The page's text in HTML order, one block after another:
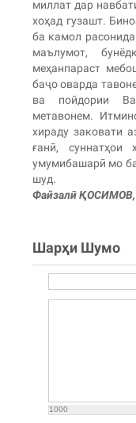
миллат дар
хоҳад гузашт.
ба камол
маълумот,
меҳанпараст
баҷо оварда
ва пойдории
метавонем.
хираду заковати
ғанӣ,
умумибашарӣ мо
шуд.
Файзалӣ ҚОСИМОВ,
Шарҳи Шумо
1000